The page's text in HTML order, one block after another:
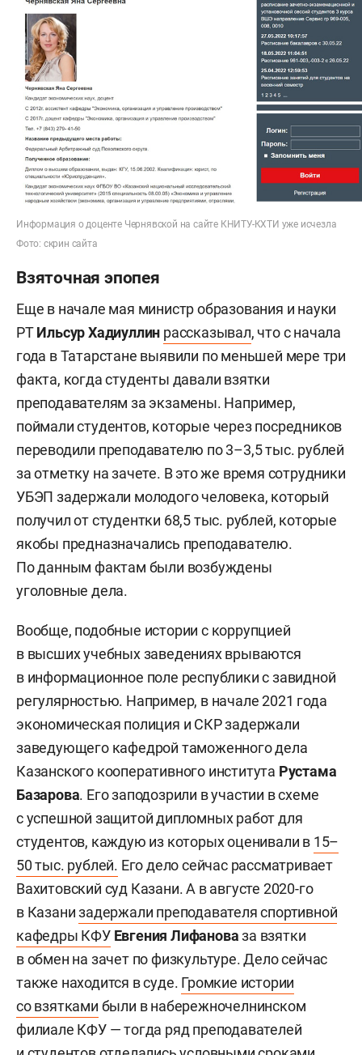
Информация о доценте Чернявской на сайте КНИТУ-КХТИ уже исчезла
Фото: скрин сайта
Взяточная эпопея
Еще в начале мая министр образования и науки
РТИльсур Хадиуллин рассказывал, что с начала
года в Татарстане выявили по меньшей мере три
факта, когда студенты давали взятки
преподавателям за экзамены. Например,
поймали студентов, которые через посредников
переводили преподавателю по 3–3,5 тыс. рублей
за отметку на зачете. В это же время сотрудники
УБЭП задержали молодого человека, который
получил от студентки 68,5 тыс. рублей, которые
якобы предназначались преподавателю.
По данным фактам были возбуждены
уголовные дела.
Вообще, подобные истории с коррупцией
в высших учебных заведениях врываются
в информационное поле республики с завидной
регулярностью. Например, в начале 2021 года
экономическая полиция и СКР задержали
заведующего кафедрой таможенного дела
Казанского кооперативного института Рустама
Базарова. Его заподозрили в участии в схеме
с успешной защитой дипломных работ для
студентов, каждую из которых оценивали в 15–
50 тыс. рублей. Его дело сейчас рассматривает
Вахитовский суд Казани. А в августе 2020-го
в Казанизадержали преподавателя спортивной
кафедры КФУ Евгения Лифановаза взятки
в обмен на зачет по физкультуре. Дело сейчас
также находится в суде. Громкие истории
со взятками были в набережночелнинском
филиале КФУ — тогда ряд преподавателей